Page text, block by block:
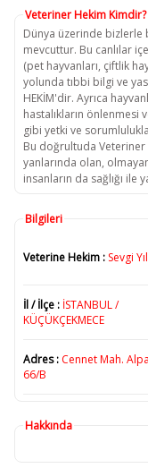
Veteriner Hekim Kimdir?
Dünya üzerinde bizlerle
mevcuttur. Bu canlılar
(pet hayvanları, çiftlik
yolunda tıbbi bilgi ve
HEKİM'dir. Ayrıca
hastalıkların önlenmesi
gibi yetki ve
Bu doğrultuda Veteriner
yanlarında olan,
insanların da sağlığı ile
Bilgileri
Veterine Hekim : Sevgi
İl / İlçe : İSTANBUL /
KÜÇÜKÇEKMECE
Adres : Cennet Mah.
66/B
Hakkında